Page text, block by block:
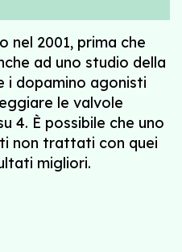
nel 2001, prima che
ad uno studio della
i dopamino agonisti
le valvole
4. È possibile che uno
non trattati con quei
migliori.